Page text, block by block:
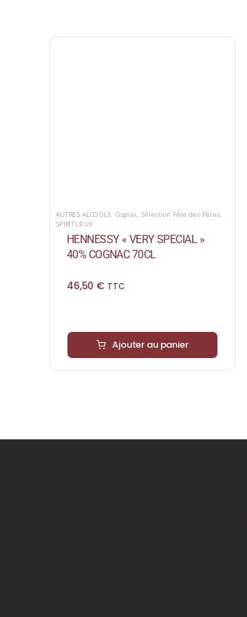
AUTRES ALCOOLS, Cognac ,Sélection Fête des Pères
SPIRITUEUX
HENNESSY « VERY SPECIAL »
40% COGNAC 70CL
46,50 € TTC
Ajouter au panier